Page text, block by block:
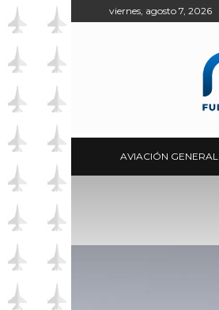
viernes, agosto 7, 2026
AVIACIÓN GENERAL